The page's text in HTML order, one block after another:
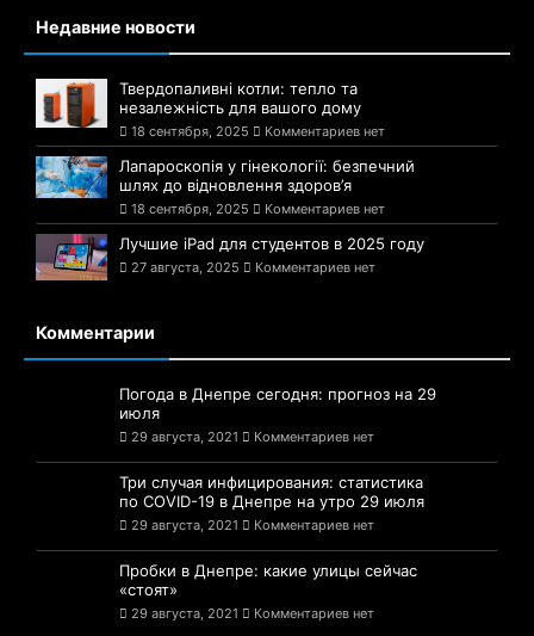
Недавние новости
Твердопаливні котли: тепло та
незалежність для вашого дому
18 сентября, 2025 Комментариев нет
Лапароскопія у гінекології: безпечний
шлях до відновлення здоров’я
18 сентября, 2025 Комментариев нет
Лучшие iPad для студентов в 2025 году
27 августа, 2025 Комментариев нет
Комментарии
Погода в Днепре сегодня: прогноз на 29
июля
Три случая инфицирования: статистика
по COVID-19 в Днепре на утро 29 июля
29 августа, 2021 Комментариев нет
Пробки в Днепре: какие улицы сейчас
«стоят»
29 августа, 2021